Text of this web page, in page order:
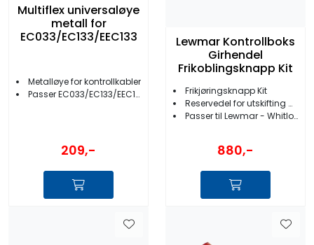
Multiflex universaløye
metall for
EC033/EC133/EEC133
Metalløye for kontrollkabler
Passer EC033/EC133/EEC133
209,-
Lewmar Kontrollboks
Girhendel
Frikoblingsknapp Kit
Frikjøringsknapp Kit
Reservedel for utskifting av stempelknapp og deksel
Passer til Lewmar - Whitlock 1 greps motorstyring
880,-